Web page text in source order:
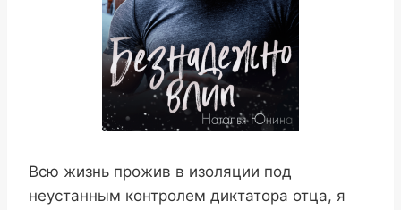
Всю жизнь прожив в изоляции под
неустанным контролем диктатора отца, я